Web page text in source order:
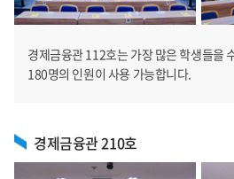
경제금융관 112호는 가장 많은 학생들을
180명의 인원이 사용 가능합니다.
경제금융관 210호